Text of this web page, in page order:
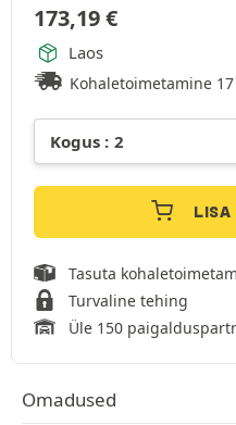
173,19€
Laos
Kohaletoimetamine
Tasuta
Turvaline tehing
Üle 150
Omadused